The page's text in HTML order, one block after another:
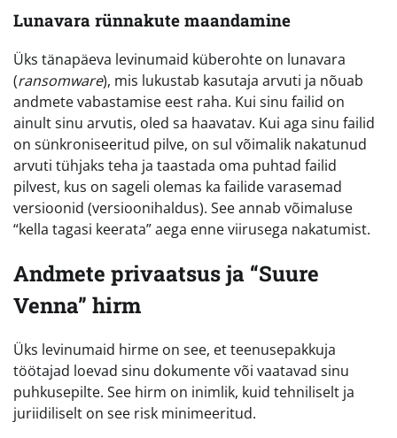
Lunavara rünnakute maandamine
Üks tänapäeva levinumaid küberohte on lunavara
(ransomware), mis lukustab kasutaja arvuti ja nõuab
andmete vabastamise eest raha. Kui sinu failid on
ainult sinu arvutis, oled sa haavatav. Kui aga sinu failid
on sünkroniseeritud pilve, on sul võimalik nakatunud
arvuti tühjaks teha ja taastada oma puhtad failid
pilvest, kus on sageli olemas ka failide varasemad
versioonid (versioonihaldus). See annab võimaluse
“kella tagasi keerata” aega enne viirusega nakatumist.
Andmete privaatsus ja “Suure
Venna” hirm
Üks levinumaid hirme on see, et teenusepakkuja
töötajad loevad sinu dokumente või vaatavad sinu
puhkusepilte. See hirm on inimlik, kuid tehniliselt ja
juriidiliselt on see risk minimeeritud.